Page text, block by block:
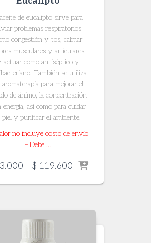
de eucalipto sirve para
problemas respiratorios
congestión y tos, calmar
musculares y articulares,
actuar como antiséptico y
También se utiliza
aromaterapia para mejorar el
de ánimo, la concentración
energía, así como para cuidar
piel y purificar el ambiente.
no incluye costo de envío
– Debe …
– $ 119.600 Price
$ 23.000
$ 119.600